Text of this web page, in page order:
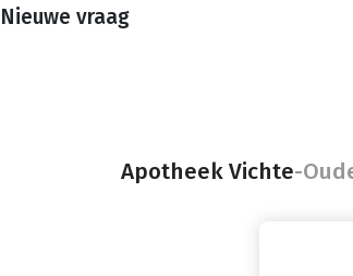
Nieuwe vraag
Apotheek Vichte-